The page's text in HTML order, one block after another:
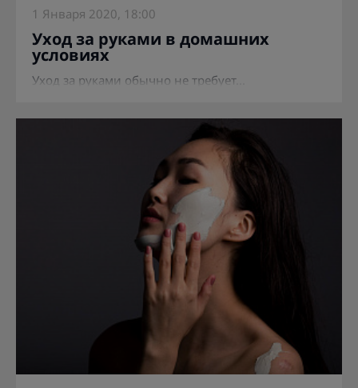
1 Января 2020, 18:00
Уход за руками в домашних
условиях
Уход за руками обычно не требует...